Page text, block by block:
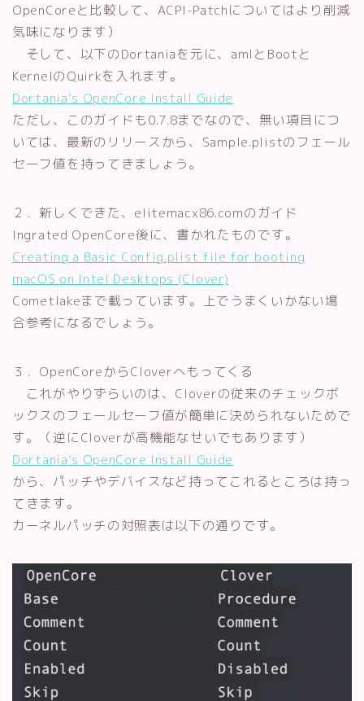
OpenCoreと比較して、ACPI-Patchについてはより削減
気味になります）
そして、以下のDortaniaを元に、amlとBootと
KernelのQuirkを入れます。
Dortania’s OpenCore Install Guide
ただし、このガイドも0.7.8までなので、無い項目につ
いては、最新のリリースから、Sample.plistのフェール
セーフ値を持ってきましょう。
２．新しくできた、elitemacx86.comのガイド
Ingrated OpenCore後に、書かれたものです。
Creating a Basic Config.plist file for booting
macOS on Intel Desktops (Clover)
Cometlakeまで載っています。上でうまくいかない場
合参考になるでしょう。
３．OpenCoreからCloverへもってくる
これがやりずらいのは、Cloverの従来のチェックボ
ックスのフェールセーフ値が簡単に決められないためで
す。（逆にCloverが高機能なせいでもあります）
Dortania’s OpenCore Install Guide
から、パッチやデバイスなど持ってこれるところは持っ
てきます。
カーネルパッチの対照表は以下の通りです。